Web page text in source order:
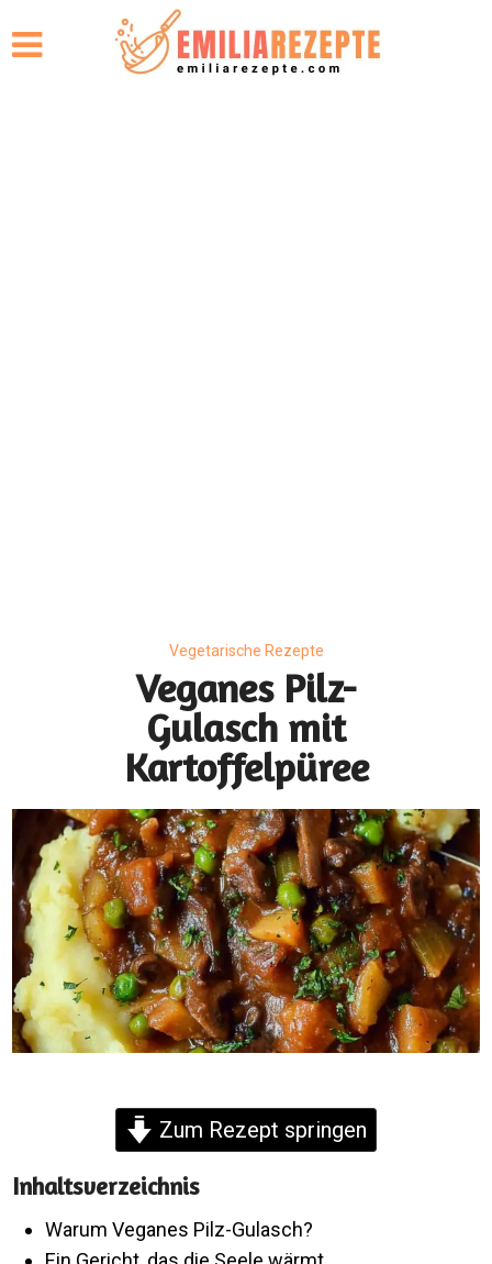
Vegetarische Rezepte
Veganes Pilz-
Gulasch mit
Kartoffelpüree
Zum Rezept springen
Inhaltsverzeichnis
Warum Veganes Pilz-Gulasch?